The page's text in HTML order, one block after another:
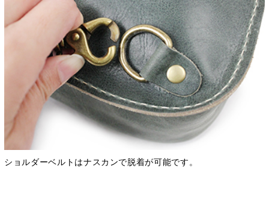
ショルダーベルトはナスカンで脱着が可能です。